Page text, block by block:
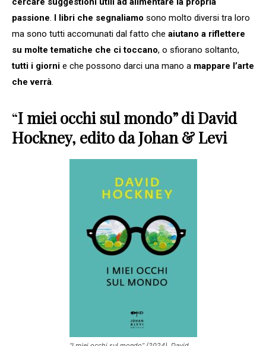
passione I libri che segnaliamo sono molto diversi tra loro
ma sono tutti accomunati dal fatto che aiutano a riflettere
su molte tematiche che ci toccano, o sfiorano soltanto,
tutti i giorni e che possono darci una mano a mappare l’arte
che verrà
“I miei occhi sul mondo” di David
Hockney, edito da Johan & Levi